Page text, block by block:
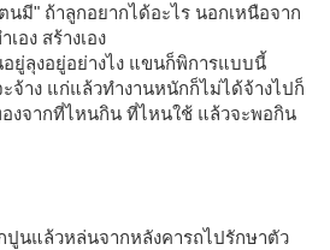
มี" ถ้าลูกอยากได้อะไร นอกเหนือจาก
อง สร้างเอง
ยู่ลุงอยู่อย่างไง แขนก็พิการแบบนี้
จ้าง แก่แล้วทำงานหนักก็ไม่ได้จ้างไปก็
องจากที่ไหนกิน ที่ไหนใช้ แล้วจะพอกิน
นแล้วหล่นจากหลังคารถไปรักษาตัว